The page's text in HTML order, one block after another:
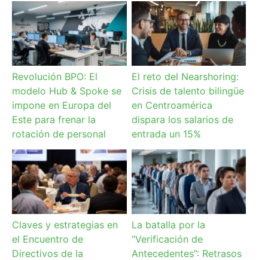
Revolución BPO: El
modelo Hub & Spoke se
impone en Europa del
Este para frenar la
rotación de personal
El reto del Nearshoring:
Crisis de talento bilingüe
en Centroamérica
dispara los salarios de
entrada un 15%
Claves y estrategias en
el Encuentro de
Directivos de la
La batalla por la
“Verificación de
Antecedentes”: Retrasos